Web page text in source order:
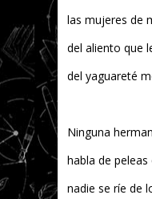
las mujeres de
del aliento que
del yaguareté
Ninguna
habla de peleas
nadie se ríe de